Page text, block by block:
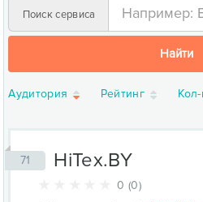
Поиск сервиса
Найти
Аудитория Рейтинг
71 HiTex.BY
0 (0)